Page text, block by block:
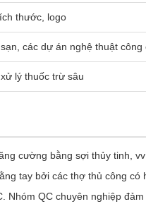
thước, logo
các dự án nghệ thuật công
lý thuốc trừ sâu
cường bằng sợi thủy tinh, vv
tay bởi các thợ thủ công có
Nhóm QC chuyên nghiệp